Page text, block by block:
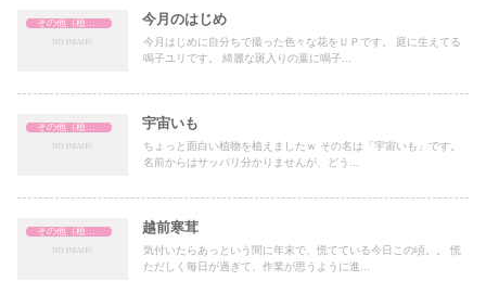
その他（植物関係） 今月のはじめ
今月はじめに自分ちで撮った色々な花をＵＰです。 庭に生えてる
鳴子ユリです。 綺麗な斑入りの葉に鳴子...
その他（植物関係） 宇宙いも
ちょっと面白い植物を植えましたｗ その名は「宇宙いも」です。
名前からはサッパリ分かりませんが、どう...
越前寒茸
気付いたらあっという間に年末で、慌てている今日この頃。。 慌
ただしく毎日が過ぎて、作業が思うように進...